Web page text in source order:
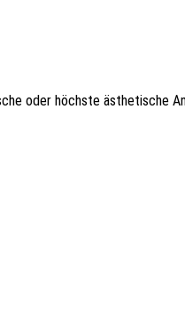
oder höchste ästhetische